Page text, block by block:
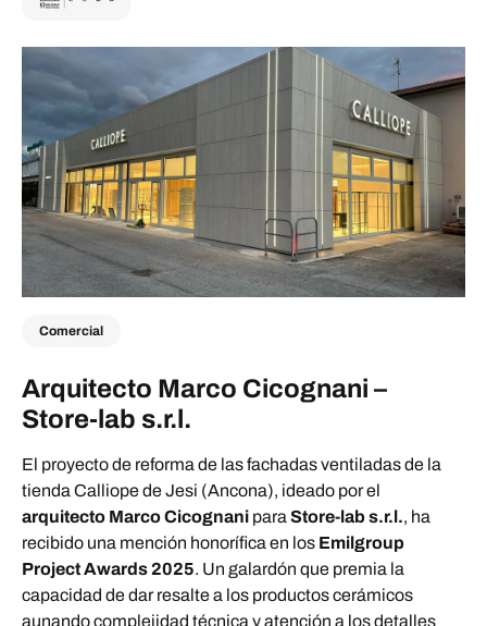
Comercial
Arquitecto Marco Cicognani –
Store-lab s.r.l.
El proyecto de reforma de las fachadas ventiladas de la
tienda Calliope de Jesi (Ancona), ideado por el
arquitecto Marco Cicognani para Store-lab s.r.l., ha
recibido una mención honorífica en los Emilgroup
Project Awards 2025. Un galardón que premia la
capacidad de dar resalte a los productos cerámicos
aunando complejidad técnica y atención a los detalles